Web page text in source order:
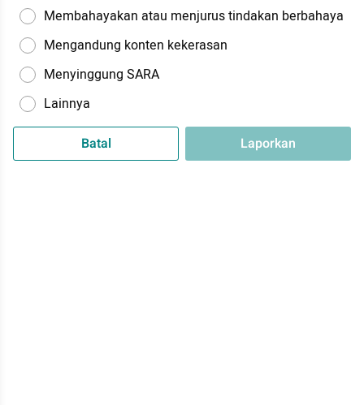
Membahayakan atau menjurus tindakan berbahaya
Mengandung konten kekerasan
Menyinggung SARA
Lainnya
Batal Laporkan